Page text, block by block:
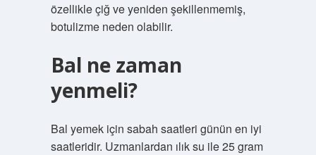
özellikle çiğ ve yeniden şekillenmemiş,
botulizme neden olabilir.
Bal ne zaman
yenmeli?
Bal yemek için sabah saatleri günün en iyi
saatleridir. Uzmanlardan ılık su ile 25 gram